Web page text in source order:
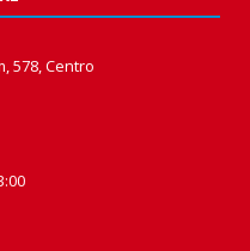
578, Centro